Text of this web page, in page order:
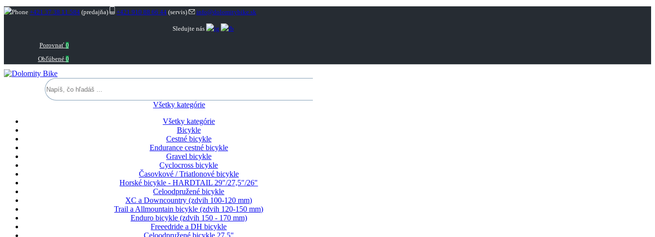
+421 37 38 11 584 (predajňa) +421 910 88 66 44 (servis) info@dolomitybike.sk
Sledujte nás
Porovnať 0
Obľúbené 0
Všetky kategórie
Všetky kategórie
Bicykle
Cestné bicykle
Endurance cestné bicykle
Gravel bicykle
Cyclocross bicykle
Časovkové / Triatlonové bicykle
Horské bicykle - HARDTAIL 29"/27,5"/26"
Celoodpružené bicykle
XC a Downcountry (zdvih 100-120 mm)
Trail a Allmountain bicykle (zdvih 120-150 mm)
Enduro bicykle (zdvih 150 - 170 mm)
Freeedride a DH bicykle
Celoodpružené bicykle 27.5"